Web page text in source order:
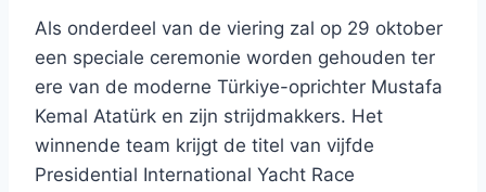
Als onderdeel van de viering zal op 29 oktober
een speciale ceremonie worden gehouden ter
ere van de moderne Türkiye-oprichter Mustafa
Kemal Atatürk en zijn strijdmakkers. Het
winnende team krijgt de titel van vijfde
Presidential International Yacht Race